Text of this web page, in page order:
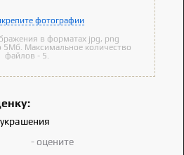
фотографии
в форматах jpg, png
Максимальное количество
файлов - 5.
- оцените